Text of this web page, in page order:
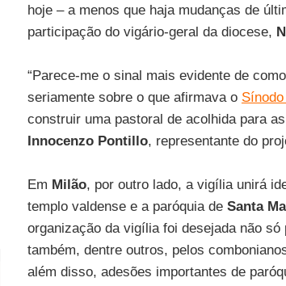
hoje – a menos que haja mudanças de
participação do vigário-geral da diocese,
“Parece-me o sinal mais evidente de
seriamente sobre o que afirmava o
construir uma pastoral de acolhida para
Innocenzo Pontillo, representante do
Em Milão, por outro lado, a vigília unirá
templo valdense e a paróquia de Santa
organização da vigília foi desejada não só
também, dentre outros, pelos
além disso, adesões importantes de